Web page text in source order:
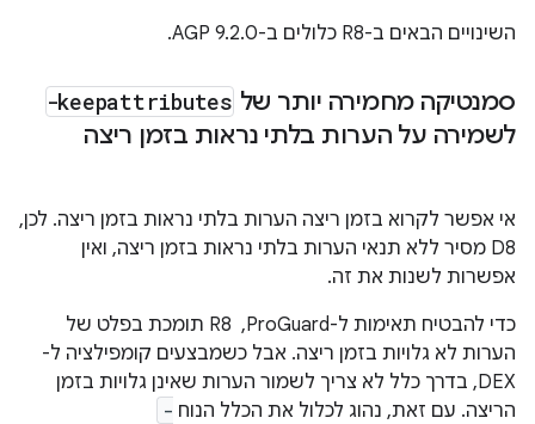
השינויים הבאים ב-R8 כלולים ב-AGP 9.2.0.
סמנטיקה מחמירה יותר של -keepattributes
לשמירה על הערות בלתי נראות בזמן ריצה
אי אפשר לקרוא בזמן ריצה הערות בלתי נראות בזמן ריצה. לכן,‏
D8 מסיר ללא תנאי הערות בלתי נראות בזמן ריצה, ואין
אפשרות לשנות את זה.
כדי להבטיח תאימות ל-ProGuard, ‏ R8 תומכת בפלט של
הערות לא גלויות בזמן ריצה. אבל כשמבצעים קומפילציה ל-
DEX, בדרך כלל לא צריך לשמור הערות שאינן גלויות בזמן
הריצה. עם זאת, נהוג לכלול את הכלל הנוח -